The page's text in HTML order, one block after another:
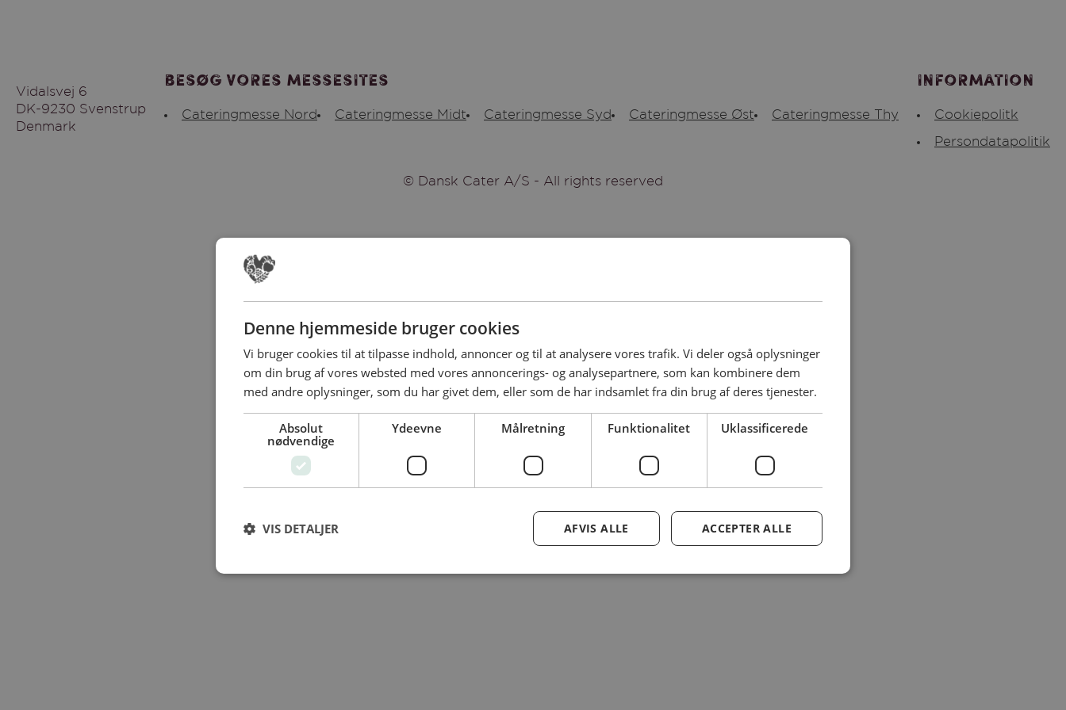
Vidalsvej 6
DK-9230 Svenstrup
Denmark
Besøg vores messesites
Cateringmesse Nord Cateringmesse Midt Cateringmesse Syd Cateringmesse Øst Cateringmesse Thy
Information
Cookiepolitk
Persondatapolitik
© Dansk Cater A/S - All rights reserved
Denne hjemmeside bruger cookies
Vi bruger cookies til at tilpasse indhold, annoncer og til at analysere vores trafik. Vi deler også oplysninger
om din brug af vores websted med vores annoncerings- og analysepartnere, som kan kombinere dem
med andre oplysninger, som du har givet dem, eller som de har indsamlet fra din brug af deres tjenester.
Absolut
nødvendige
Ydeevne Målretning Funktionalitet Uklassificerede
ACCEPTER ALLE
AFVIS ALLE
VIS DETALJER